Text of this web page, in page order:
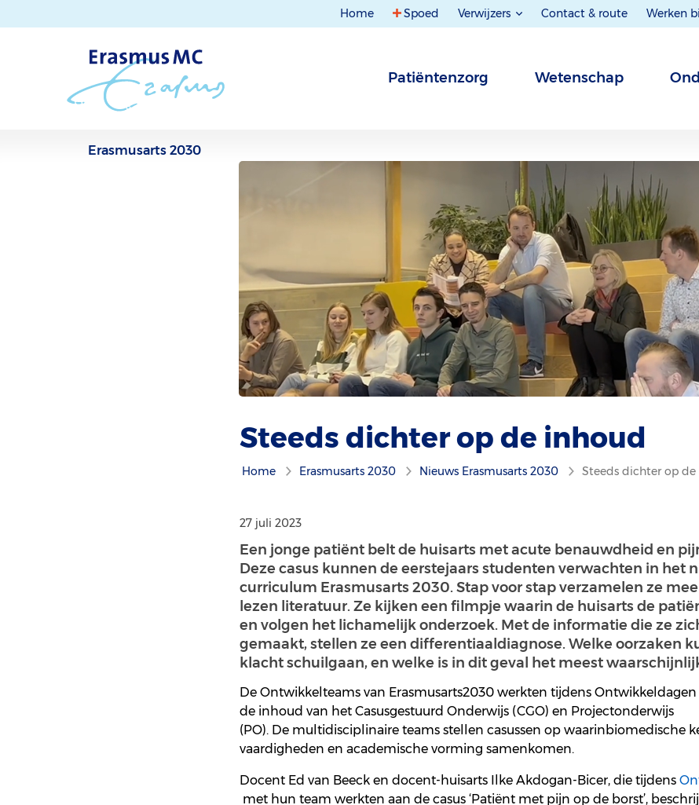
Home Spoed Verwijzers Contact & route Werken
Patiëntenzorg Wetenschap
Erasmusarts 2030
Steeds dichter op de inhoud
Home Erasmusarts 2030 Nieuws Erasmusarts 2030 Steeds dichter op
27 juli 2023
Een jonge patiënt belt de huisarts met acute benauwdheid en
Deze casus kunnen de eerstejaars studenten verwachten in het
curriculum Erasmusarts 2030. Stap voor stap verzamelen ze
lezen literatuur. Ze kijken een filmpje waarin de huisarts de
en volgen het lichamelijk onderzoek. Met de informatie die ze
gemaakt, stellen ze een differentiaaldiagnose. Welke oorzaken
klacht schuilgaan, en welke is in dit geval het meest
DeOntwikkelteams van Erasmusarts2030werkten tijdens Ontwikkeldagen
de inhoud van hetCasusgestuurd Onderwijs (CGO)en Projectonderwijs
(PO). De multidisciplinaire teamsstellen casussen opwaarin biomedische
vaardigheden en academische vorming samen komen.
Docent Ed van Beecken docent- huisarts IlkeAkdogan-Bicer, dietijdens
met hun teamwerkten aan de casus ‘Patiënt met pijn op de borst’,